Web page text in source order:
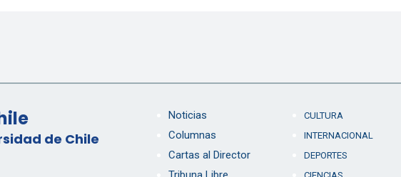
de Chile
Noticias
Columnas
Cartas al Director
CULTURA
INTERNACIONAL
DEPORTES